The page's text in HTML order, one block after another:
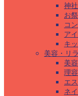
神
お
コ
ア
キ
美容・リ
美
理
エ
ネ